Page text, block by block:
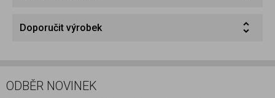
Doporučit výrobek
ODBĚR NOVINEK